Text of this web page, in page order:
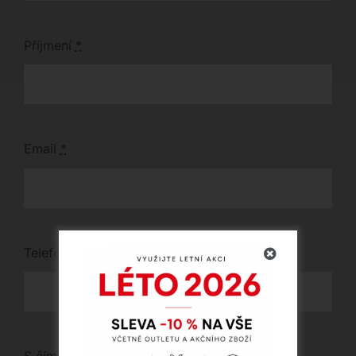
Příjmení *
Email *
Telefon